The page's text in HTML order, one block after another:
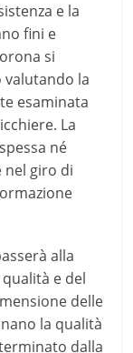
e la
fini e
si
valutando la
esaminata
La
né
giro di
alla
e del
delle
la qualità
dalla